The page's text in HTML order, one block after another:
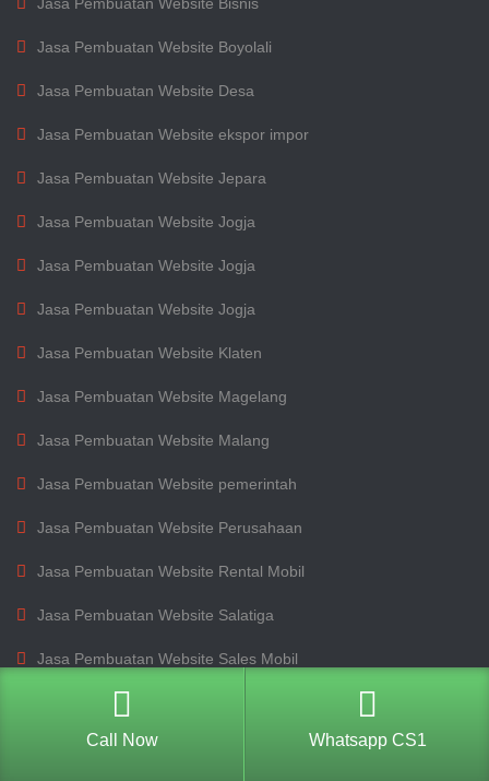
Jasa Pembuatan Website Boyolali
Jasa Pembuatan Website Desa
Jasa Pembuatan Website ekspor impor
Jasa Pembuatan Website Jepara
Jasa Pembuatan Website Jogja
Jasa Pembuatan Website Jogja
Jasa Pembuatan Website Jogja
Jasa Pembuatan Website Klaten
Jasa Pembuatan Website Magelang
Jasa Pembuatan Website Malang
Jasa Pembuatan Website pemerintah
Jasa Pembuatan Website Perusahaan
Jasa Pembuatan Website Rental Mobil
Jasa Pembuatan Website Salatiga
Jasa Pembuatan Website Sales Mobil
Jasa Pembuatan Website Semarang
Call Now Whatsapp CS1